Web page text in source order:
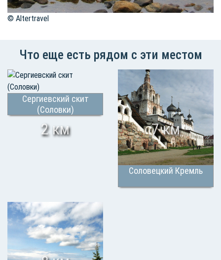
© Altertravel
Что еще есть рядом с эти местом
Сергиевский скит
(Соловки)
2 км
Соловецкий Кремль
7 км